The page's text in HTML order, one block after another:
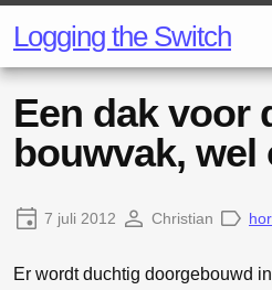
Logging the Switch
Een dak voor
bouwvak, wel
7 juli 2012 Christian
Er wordt duchtig doorgebouwd